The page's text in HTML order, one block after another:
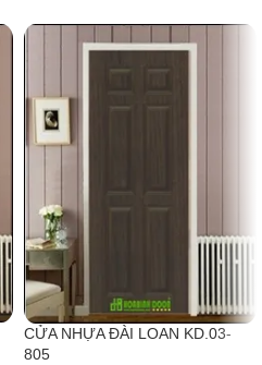
CỬA NHỰA ĐÀI LOAN KD.03-
805